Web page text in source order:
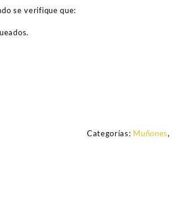
se verifique que:
Categorías: Muñones,